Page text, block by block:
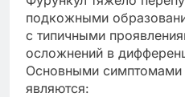
подкожными
с типичными
осложнений в
Основными симптомами
являются: